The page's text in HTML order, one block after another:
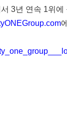
3년 연속 1위에